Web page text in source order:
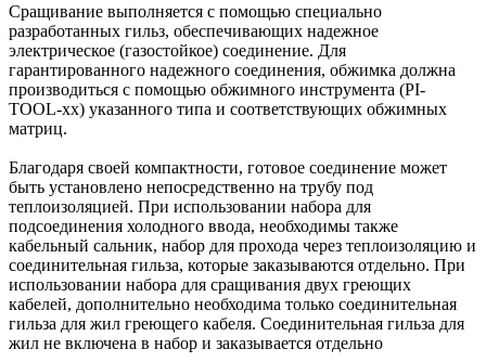
Сращивание выполняется с помощью специально
разработанных гильз, обеспечивающих надежное
электрическое (газостойкое) соединение. Для
гарантированного надежного соединения, обжимка должна
производиться с помощью обжимного инструмента (PI-
TOOL-xx) указанного типа и соответствующих обжимных
матриц.
Благодаря своей компактности, готовое соединение может
быть установлено непосредственно на трубу под
теплоизоляцией. При использовании набора для
подсоединения холодного ввода, необходимы также
кабельный сальник, набор для прохода через теплоизоляцию и
соединительная гильза, которые заказываются отдельно. При
использовании набора для сращивания двух греющих
кабелей, дополнительно необходима только соединительная
гильза для жил греющего кабеля. Соединительная гильза для
жил не включена в набор и заказывается отдельно